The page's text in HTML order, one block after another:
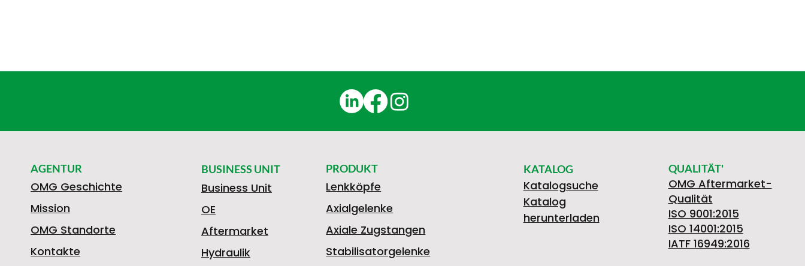
BUSINESS UNIT
Business Unit
OE
Aftermarket
Hydraulik
PRODUKT
Lenkköpfe
Axialgelenke
Axiale Zugstangen
Stabilisatorgelenke
KATALOG
Katalogsuche
Katalog
herunterladen
QUALITÄT'
OMG Aftermarket-
Qualität
ISO 9001:2015
ISO 14001:2015
IATF 16949:2016
AGENTUR
OMG Geschichte
Mission
OMG Standorte
Kontakte